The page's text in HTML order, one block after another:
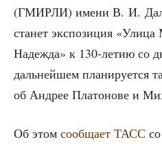
(ГМИРЛИ) име­ни В. И.
ста­нет экс­по­зи­ция
Надеж­да» к 130-летию со
даль­ней­шем пла­ни­ру­ет­ся
об Андрее Пла­то­но­ве и
Об этом сооб­ща­ет ТАСС